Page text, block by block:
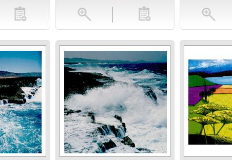
vergroten toevoegen vergroten toevoegen